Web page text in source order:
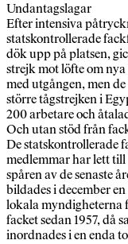
Undantagslagar
Efter intensiva
statskontrollerade
dök upp på platsen,
strejk mot löfte om
med utgången, men
större tågstrejken i
200 arbetare och
Och utan stöd från
De statskontrollerade
medlemmar har lett
spåren av de senaste
bildades i december
lokala myndigheterna
facket sedan 1957, då
inordnades i en enda